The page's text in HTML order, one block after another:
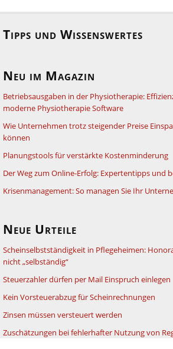
Tipps und Wissenswertes
Neu im Magazin
Betriebsausgaben in der Physiotherapie:
moderne Physiotherapie Software
Wie Unternehmen trotz steigender Preise
können
Planungstools für verstärkte Kostenminderung
Der Weg zum Online-Erfolg: Expertentipps und
Krisenmanagement: So managen Sie Ihr
Neue Urteile
Scheinselbstständigkeit in Pflegeheimen:
nicht „selbständig“
Steuerzahler dürfen per Mail Einspruch einlegen
Kein Vorsteuerabzug für Scheinrechnungen
Zinsen müssen versteuert werden
Zuschätzungen bei fehlerhafter Nutzung von